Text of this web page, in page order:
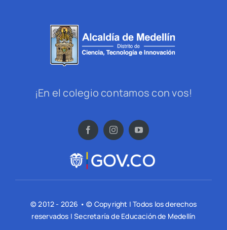
¡En el colegio contamos con vos!
© 2012 - 2026 • © Copyright | Todos los derechos
reservados | Secretaría de Educación de Medellín